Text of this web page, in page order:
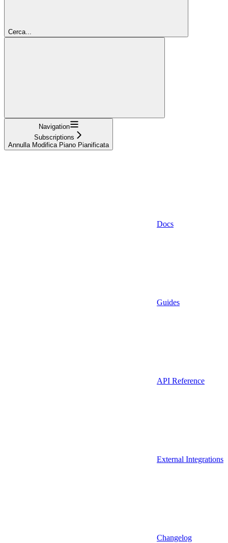
Cerca...
Navigation
Subscriptions
Annulla Modifica Piano Pianificata
Docs
Guides
API Reference
External Integrations
Changelog